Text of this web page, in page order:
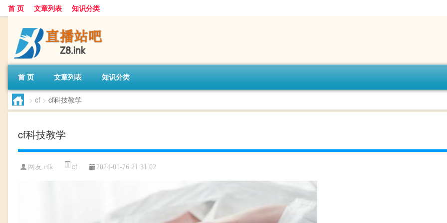
首 页 文章列表 知识分类
首 页 文章列表 知识分类
> cf > cf科技教学
cf科技教学
网友:cfk cf 2024-01-26 21:31:02